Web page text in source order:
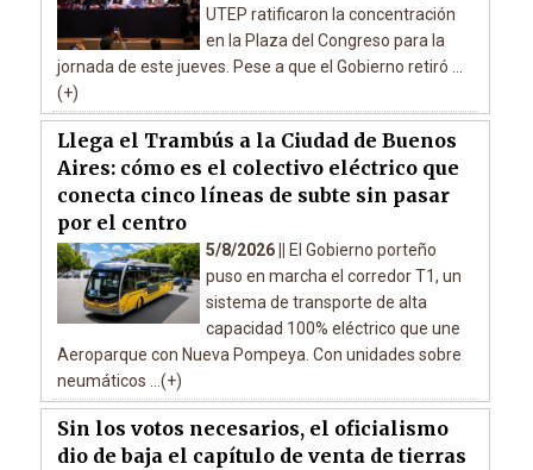
UTEP ratificaron la concentración
en la Plaza del Congreso para la
jornada de este jueves. Pese a que el Gobierno retiró ...
(+)
Llega el Trambús a la Ciudad de Buenos
Aires: cómo es el colectivo eléctrico que
conecta cinco líneas de subte sin pasar
por el centro
5/8/2026 ||
El Gobierno porteño
puso en marcha el corredor T1, un
sistema de transporte de alta
capacidad 100% eléctrico que une
Aeroparque con Nueva Pompeya. Con unidades sobre
neumáticos ...(+)
Sin los votos necesarios, el oficialismo
dio de baja el capítulo de venta de tierras